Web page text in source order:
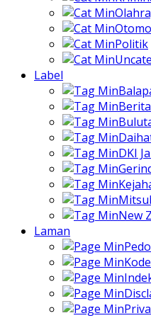
Politik
Label
DKI
New
Laman